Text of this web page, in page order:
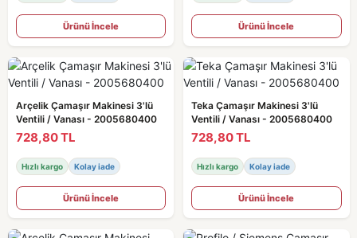
Ürünü İncele Ürünü İncele
Arçelik Çamaşır Makinesi 3'lü
Ventili / Vanası - 2005680400
728,80 TL
Hızlı kargo Kolay iade
Ürünü İncele
Teka Çamaşır Makinesi 3'lü
Ventili / Vanası - 2005680400
728,80 TL
Hızlı kargo Kolay iade
Ürünü İncele